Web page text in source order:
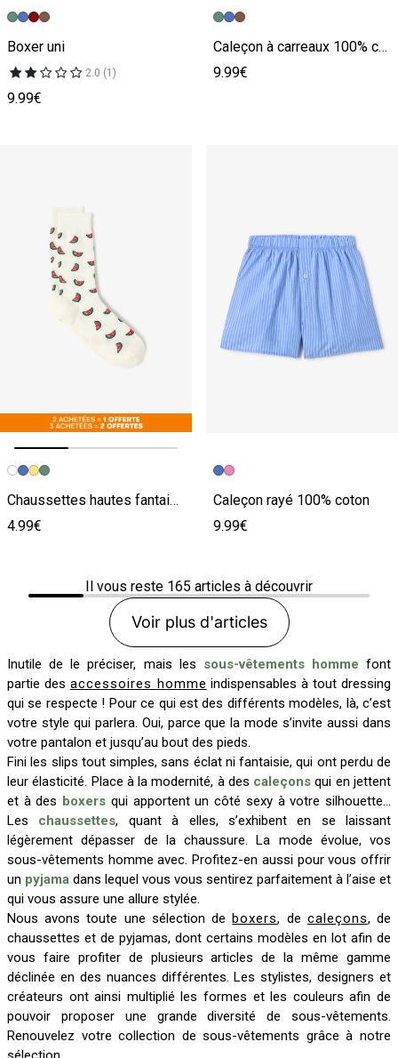
Image précédente
Image suivante
Boxer uni
2.0 (1)
9.99€
Caleçon à carreaux 100% coton
9.99€
Image précédente
Image suivante
Chaussettes hautes fantaisies
4.99€
Caleçon rayé 100% coton
9.99€
Il vous reste 165 articles à découvrir
Voir plus d'articles
Inutile de le préciser, mais les sous-vêtements homme font
partie des accessoires homme indispensables à tout dressing
qui se respecte ! Pour ce qui est des différents modèles, là, c’est
votre style qui parlera. Oui, parce que la mode s’invite aussi dans
votre pantalon et jusqu’au bout des pieds.
Fini les slips tout simples, sans éclat ni fantaisie, qui ont perdu de
leur élasticité. Place à la modernité, à des caleçons qui en jettent
et à des boxers qui apportent un côté sexy à votre silhouette…
Les chaussettes, quant à elles, s’exhibent en se laissant
légèrement dépasser de la chaussure. La mode évolue, vos
sous-vêtements homme avec. Profitez-en aussi pour vous offrir
un pyjama dans lequel vous vous sentirez parfaitement à l’aise et
qui vous assure une allure stylée.
Nous avons toute une sélection deboxers, de caleçons, de
chaussettes et de pyjamas, dont certains modèles en lot afin de
vous faire profiter de plusieurs articles de la même gamme
déclinée en des nuances différentes. Les stylistes, designers et
créateurs ont ainsi multiplié les formes et les couleurs afin de
pouvoir proposer une grande diversité de sous-vêtements.
Renouvelez votre collection de sous-vêtements grâce à notre